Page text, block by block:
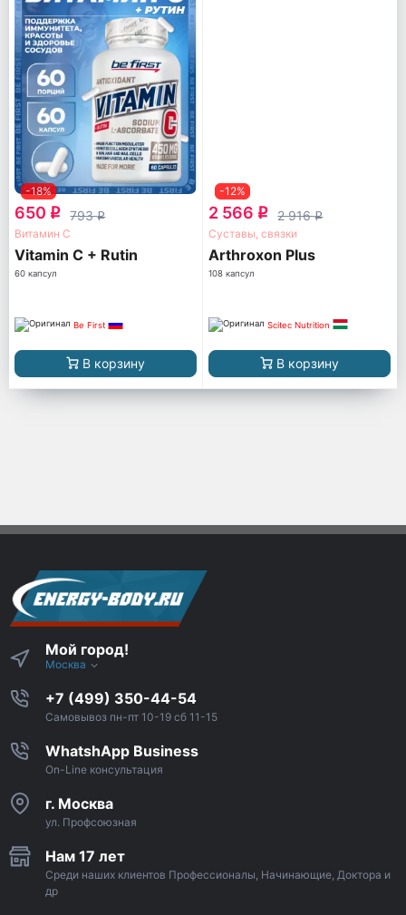
-18%
650 q 793q
Витамин С
Vitamin C + Rutin
60 капсул
Be First
В корзину
-12%
2 566 q 2 916q
Суставы, связки
Arthroxon Plus
108 капсул
Scitec Nutrition
В корзину
Мой город!
Москва
+7 (499) 350-44-54
Самовывоз пн-пт 10-19 сб 11-15
WhatshApp Business
On-Line консультация
г. Москва
ул. Профсоюзная
Нам 17 лет
Среди наших клиентов Профессионалы, Начинающие, Доктора и
др